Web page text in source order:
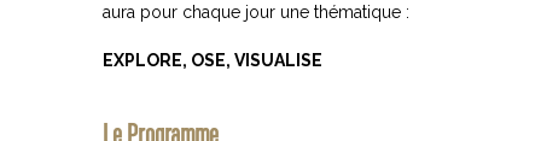
aura pour chaque jour une thématique :
EXPLORE, OSE, VISUALISE
Le Programme